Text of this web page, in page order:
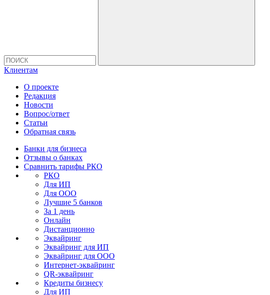
Клиентам
О проекте
Редакция
Новости
Вопрос/ответ
Статьи
Обратная связь
Банки для бизнеса
Отзывы о банках
Сравнить тарифы РКО
РКО
Для ИП
Для ООО
Лучшие 5 банков
За 1 день
Онлайн
Дистанционно
Эквайринг
Эквайринг для ИП
Эквайринг для ООО
Интернет-эквайринг
QR-эквайринг
Кредиты бизнесу
Для ИП